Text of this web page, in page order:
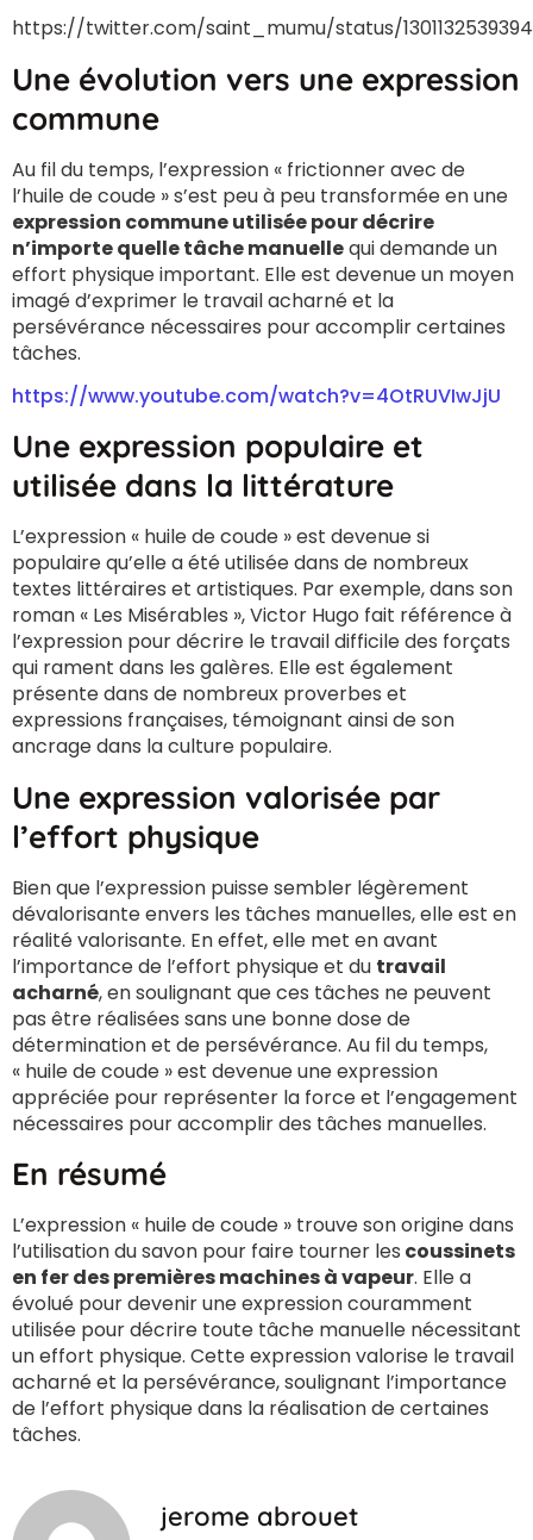
https://twitter.com/saint_mumu/status/
Une évolution vers une expression
commune
Au fil du temps, l’expression « frictionner avec de
l’huile de coude » s’est peu à peu transformée en une
expression commune utilisée pour décrire
n’importe quelle tâche manuellequi demande un
effort physique important. Elle est devenue un moyen
imagé d’exprimer le travail acharné et la
persévérance nécessaires pour accomplir certaines
tâches.
https://www.youtube.com/watch?v=4OtRUVIwJjU
Une expression populaire et
utilisée dans la littérature
L’expression « huile de coude » est devenue si
populaire qu’elle a été utilisée dans de nombreux
textes littéraires et artistiques. Par exemple, dans son
roman « Les Misérables », Victor Hugo fait référence à
l’expression pour décrire le travail difficile des forçats
qui rament dans les galères. Elle est également
présente dans de nombreux proverbes et
expressions françaises, témoignant ainsi de son
ancrage dans la culture populaire.
Une expression valorisée par
l’effort physique
Bien que l’expression puisse sembler légèrement
dévalorisante envers les tâches manuelles, elle est en
réalité valorisante. En effet, elle met en avant
l’importance de l’effort physique et du travail
acharné, en soulignant que ces tâches ne peuvent
pas être réalisées sans une bonne dose de
détermination et de persévérance. Au fil du temps,
« huile de coude » est devenue une expression
appréciée pour représenter la force et l’engagement
nécessaires pour accomplir des tâches manuelles.
En résumé
L’expression « huile de coude » trouve son origine dans
l’utilisation du savon pour faire tourner les coussinets
en fer des premières machines à vapeur. Elle a
évolué pour devenir une expression couramment
utilisée pour décrire toute tâche manuelle nécessitant
un effort physique. Cette expression valorise le travail
acharné et la persévérance, soulignant l’importance
de l’effort physique dans la réalisation de certaines
tâches.
jerome abrouet